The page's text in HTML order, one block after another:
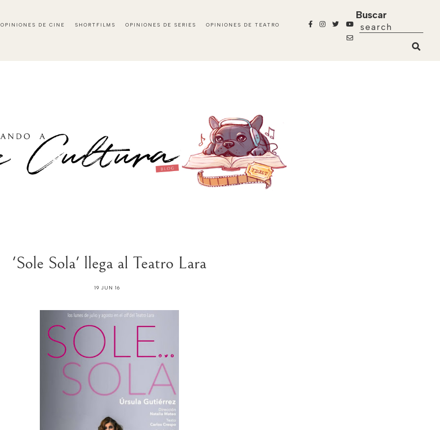
OPINIONES DE CINE SHORTFILMS OPINIONES DE SERIES
OPINIONES DE TEATRO
Buscar
'Sole Sola' llega al Teatro Lara
19 JUN 16